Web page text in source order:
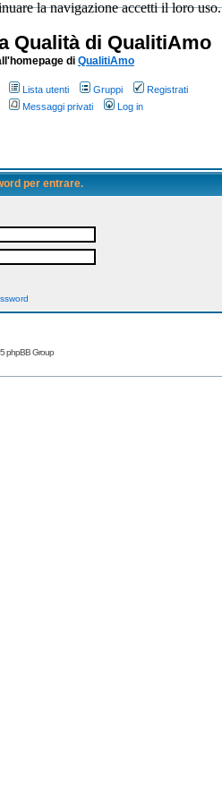
Qualità di QualitiAmo
di QualitiAmo
Lista utenti Gruppi
Registrati
Messaggi privati Log in
per entrare.
phpBB Group
la navigazione accetti il loro uso.